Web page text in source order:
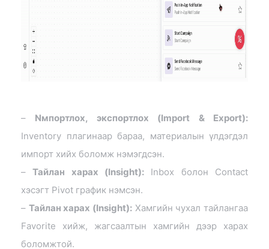
– Nмпортлох, экспортлох (Import & Export):
Inventory плагинаар бараа, материалын үлдэгдэл
импорт хийх боломж нэмэгдсэн.
–Тайлан харах (Insight): Inbox болон Contact
хэсэгт Pivot график нэмсэн.
– Тайлан харах (Insight): Хамгийн чухал тайлангаа
Favorite хийж, жагсаалтын хамгийн дээр харах
боломжтой.